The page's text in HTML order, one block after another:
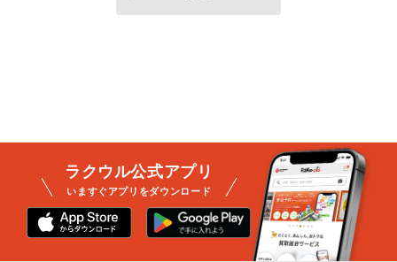
ラクウル公式アプリ
いますぐアプリをダウンロード